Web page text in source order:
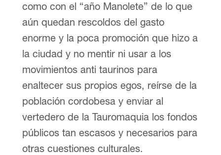
como con el “año Manolete” de lo que
aún quedan rescoldos del gasto
enorme y la poca promoción que hizo a
la ciudad y no mentir ni usar a los
movimientos anti taurinos para
enaltecer sus propios egos, reírse de la
población cordobesa y enviar al
vertedero de la Tauromaquia los fondos
públicos tan escasos y necesarios para
otras cuestiones culturales.